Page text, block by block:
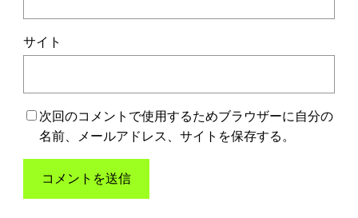
サイト
次回のコメントで使用するためブラウザーに自分の
名前、メールアドレス、サイトを保存する。